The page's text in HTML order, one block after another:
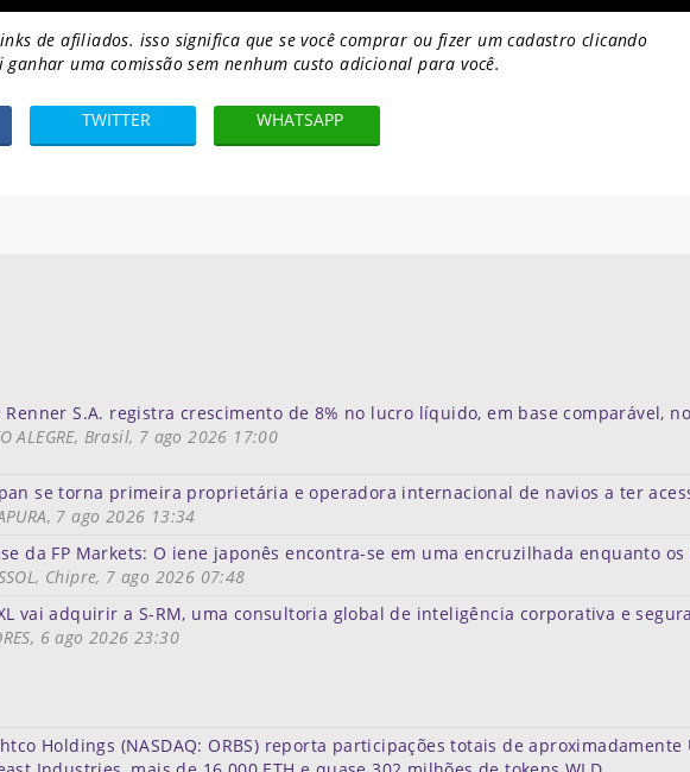
de afiliados. isso significa que se você comprar ou fizer um cadastro clicando
ganhar uma comissão sem nenhum custo adicional para você.
TWITTER WHATSAPP
Renner S.A. registra crescimento de 8% no lucro líquido, em base comparável,
ALEGRE, Brasil, 7 ago 2026 17:00
se torna primeira proprietária e operadora internacional de navios a ter
7 ago 2026 13:34
da FP Markets: O iene japonês encontra-se em uma encruzilhada enquanto
Chipre, 7 ago 2026 07:48
vai adquirir a S-RM, uma consultoria global de inteligência corporativa e
6 ago 2026 23:30
Holdings (NASDAQ: ORBS) reporta participações totais de